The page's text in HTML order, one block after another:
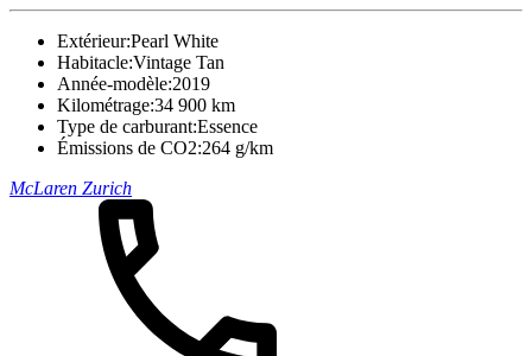
Extérieur:Pearl White
Habitacle:Vintage Tan
Année-modèle:2019
Kilométrage:34 900 km
Type de carburant:Essence
Émissions de CO2:264 g/km
McLaren Zurich